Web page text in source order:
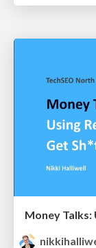
Money Talks: